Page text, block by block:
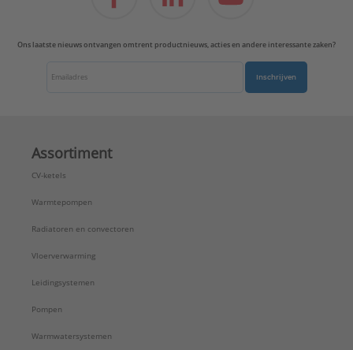
Ons laatste nieuws ontvangen omtrent productnieuws, acties en andere interessante zaken?
Inschrijven
Assortiment
CV-ketels
Warmtepompen
Radiatoren en convectoren
Vloerverwarming
Leidingsystemen
Pompen
Warmwatersystemen